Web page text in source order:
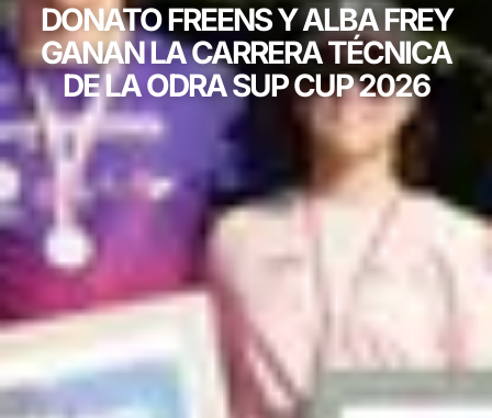
DONATO FREENS Y ALBA FREY
GANAN LA CARRERA TÉCNICA
DE LA ODRA SUP CUP 2026